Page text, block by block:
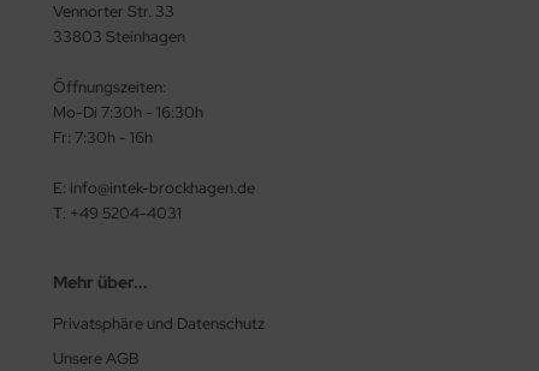
Vennorter Str. 33
33803 Steinhagen
Öffnungszeiten:
Mo-Di 7:30h - 16:30h
Fr: 7:30h - 16h
E: info@intek-brockhagen.de
T: +49 5204-4031
Mehr über...
Privatsphäre und Datenschutz
Unsere AGB